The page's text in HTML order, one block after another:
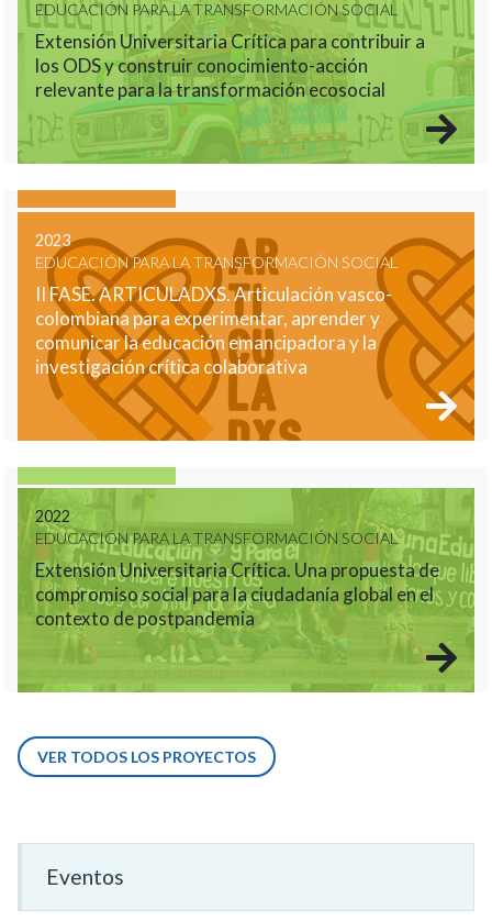
EDUCACIÓN PARA LA TRANSFORMACIÓN SOCIAL
Extensión Universitaria Crítica para contribuir a
los ODS y construir conocimiento-acción
relevante para la transformación ecosocial
2023
EDUCACIÓN PARA LA TRANSFORMACIÓN SOCIAL
II FASE. ARTICULADXS. Articulación vasco-
colombiana para experimentar, aprender y
comunicar la educación emancipadora y la
investigación crítica colaborativa
2022
EDUCACIÓN PARA LA TRANSFORMACIÓN SOCIAL
Extensión Universitaria Crítica. Una propuesta de
compromiso social para la ciudadanía global en el
contexto de postpandemia
VER TODOS LOS PROYECTOS
Eventos